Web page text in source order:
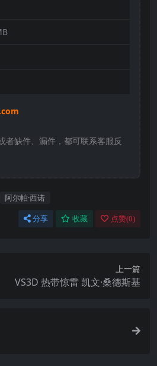
者缺件、漏件，都可联系客服反
阿尔帕·西诺
分享 收藏 点赞(0)
上一篇
VS3D 热带惊雷 凯文·桑德斯基